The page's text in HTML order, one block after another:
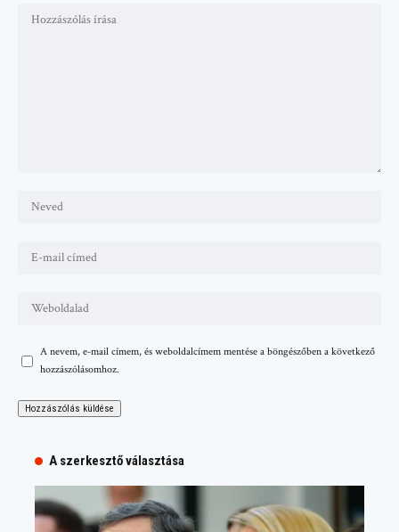
A nevem, e-mail címem, és weboldalcímem mentése a böngészőben a következő
hozzászólásomhoz.
A szerkesztő választása